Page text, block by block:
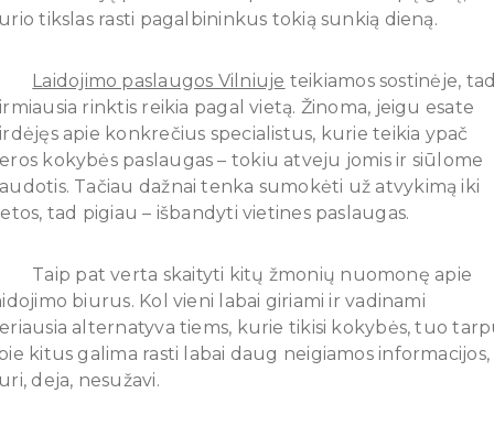
tikslas rasti pagalbininkus tokią sunkią dieną.
Laidojimo paslaugos Vilniuje teikiamos sostinėje,
rinktis reikia pagal vietą. Žinoma, jeigu esate
apie konkrečius specialistus, kurie teikia ypač
kokybės paslaugas – tokiu atveju jomis ir siūlome
Tačiau dažnai tenka sumokėti už atvykimą iki
tad pigiau – išbandyti vietines paslaugas.
Taip pat verta skaityti kitų žmonių nuomonę apie
biurus. Kol vieni labai giriami ir vadinami
alternatyva tiems, kurie tikisi kokybės, tuo
kitus galima rasti labai daug neigiamos informacijos,
deja, nesužavi.